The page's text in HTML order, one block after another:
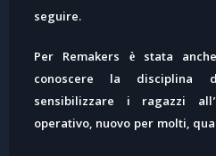
seguire.
Per Remakers è stata
conoscere la disciplina
sensibilizzare i ragazzi
operativo, nuovo per molti,